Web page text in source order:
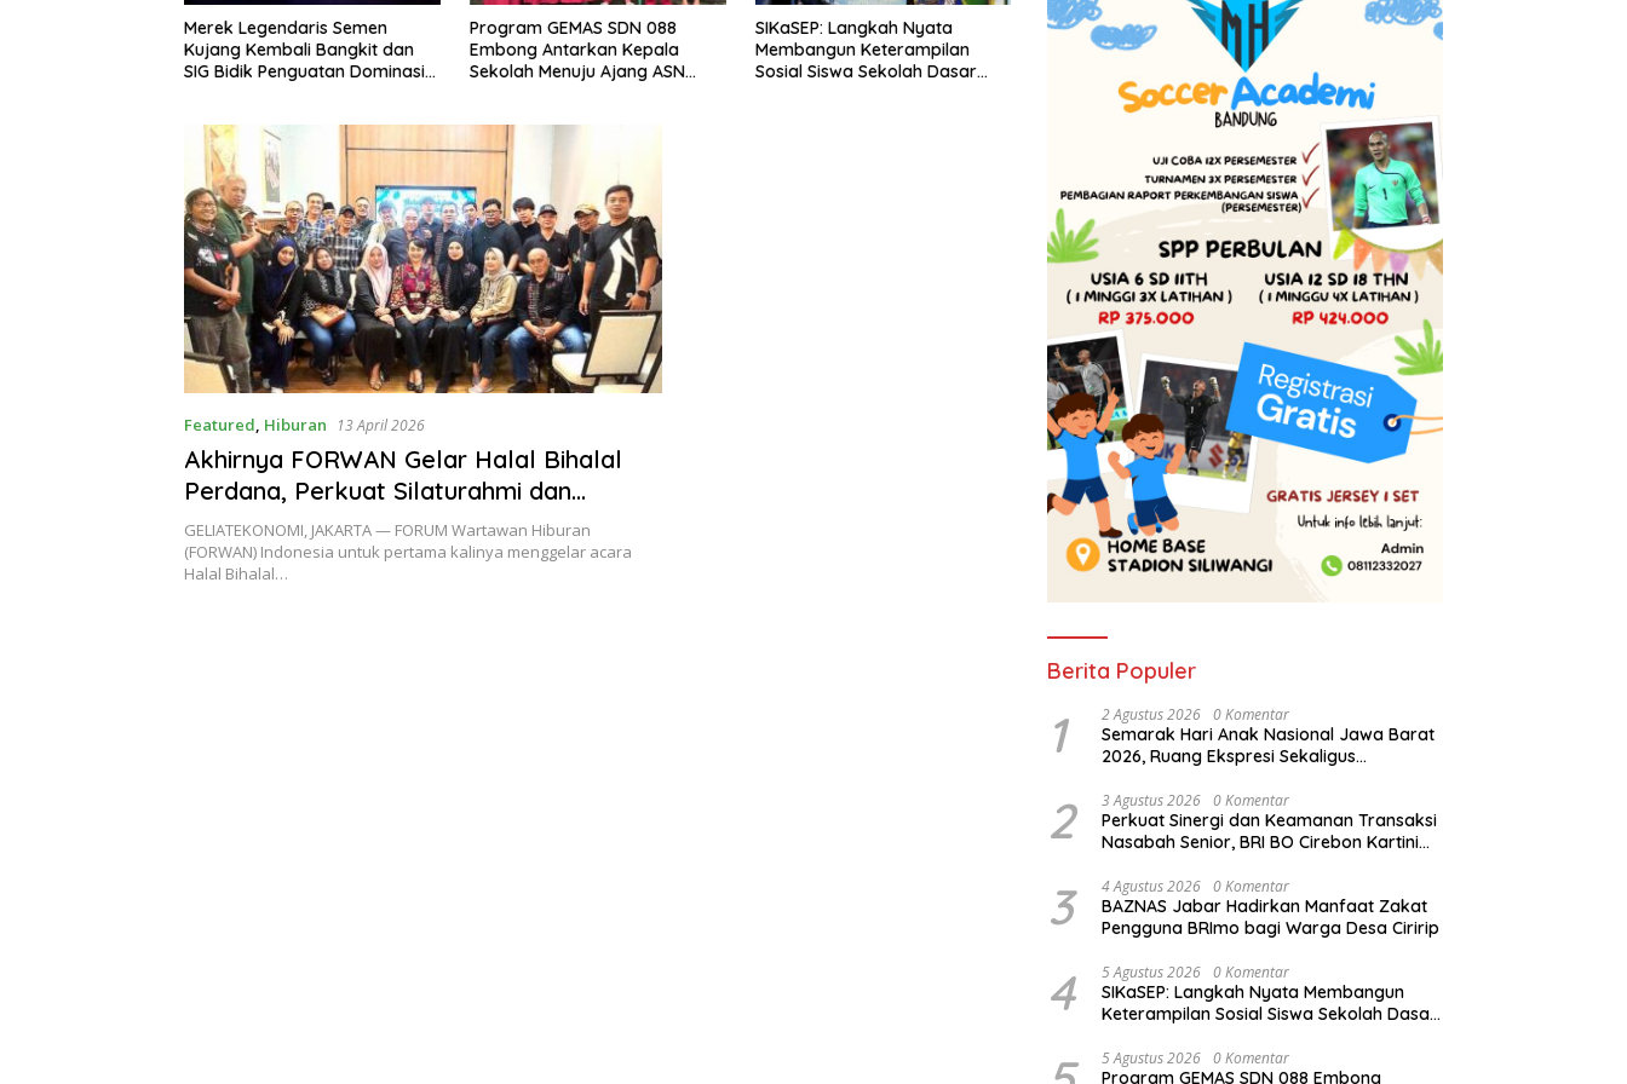
Legendaris Semen
Kembali Bangkit dan
Bidik Penguatan Dominasi
Program GEMAS SDN 088
Embong Antarkan Kepala
Sekolah Menuju Ajang ASN
SIKaSEP: Langkah Nyata
Membangun Keterampilan
Sosial Siswa Sekolah Dasar
BAZNAS Jabar Hadirkan
Manfaat Zakat Pengguna
BRImo bagi Warga Desa Ciririp
Perkuat Sinergi dan Keamanan
Transaksi Nasabah Senior, BRI
BO Cirebon Kartini Gelar
Apresiasi Layanan Pensiunan
Semarak Hari Anak
Featured, Hiburan 13 April 2026
Akhirnya FORWAN Gelar Halal Bihalal
Perdana, Perkuat Silaturahmi dan
Soliditas Organisasi
GELIATEKONOMI, JAKARTA — FORUM Wartawan Hiburan
(FORWAN) Indonesia untuk pertama kalinya menggelar acara
Halal Bihalal…
Berita Populer
1 2 Agustus 2026 0 Komentar
Semarak Hari Anak Nasional Jawa Barat
2026, Ruang Ekspresi Sekaligus
2 3 Agustus 2026 0 Komentar
Perkuat Sinergi dan Keamanan Transaksi
Nasabah Senior, BRI BO Cirebon Kartini
3 4 Agustus 2026 0 Komentar
BAZNAS Jabar Hadirkan Manfaat Zakat
Pengguna BRImo bagi Warga Desa Ciririp
4 5 Agustus 2026 0 Komentar
SIKaSEP: Langkah Nyata Membangun
Keterampilan Sosial Siswa Sekolah Dasar
5 Agustus 2026 0 Komentar
Program GEMAS SDN 088 Embong